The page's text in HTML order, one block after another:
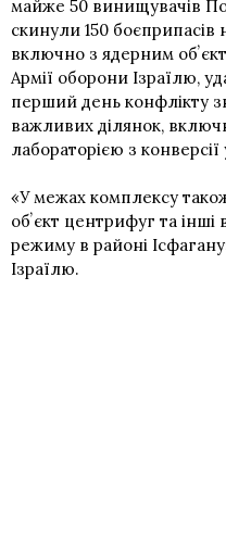
майже 50 винищувачів
скинули 150 боєприпасів
включно з ядерним
Армії оборони Ізраїлю,
перший день конфлікту
важливих ділянок,
лабораторією з конверсії
«У межах комплексу
обʼєкт центрифуг та інші
режиму в районі
Ізраїлю.